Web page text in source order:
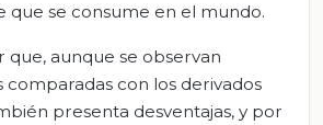
que se consume en el mundo.
que, aunque se observan
comparadas con los derivados
presenta desventajas, y por